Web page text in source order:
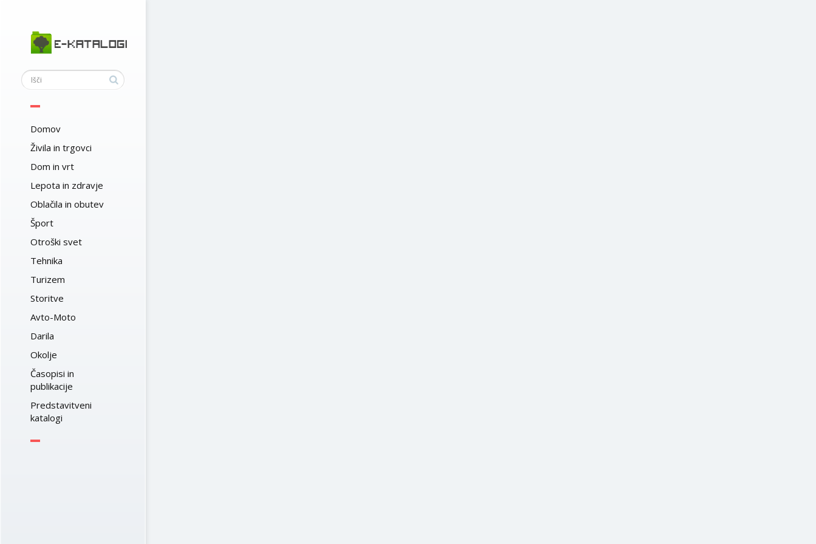
Domov
Živila in trgovci
Dom in vrt
Lepota in zdravje
Oblačila in obutev
Šport
Otroški svet
Tehnika
Turizem
Storitve
Avto-Moto
Darila
Okolje
Časopisi in
publikacije
Predstavitveni
katalogi